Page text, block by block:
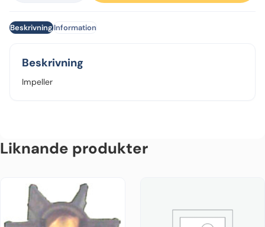
BeskrivningInformation
Beskrivning
Impeller
Liknande produkter